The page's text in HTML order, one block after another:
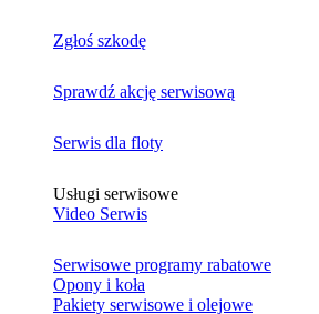
Zgłoś szkodę
Sprawdź akcję serwisową
Serwis dla floty
Usługi serwisowe
Video Serwis
Serwisowe programy rabatowe
Opony i koła
Pakiety serwisowe i olejowe